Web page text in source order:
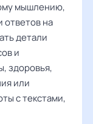
мышлению,
ответов на
детали
и
здоровья,
или
с текстами,